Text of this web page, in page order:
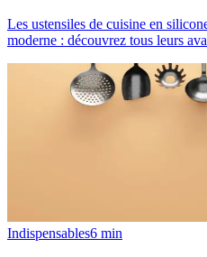
Les ustensiles de cuisine en
moderne : découvrez tous leurs
Indispensables6 min